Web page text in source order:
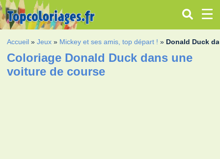
Accueil »Jeux » Mickey et ses amis, top départ ! » Donald Duck
Coloriage Donald Duck dans une
voiture de course